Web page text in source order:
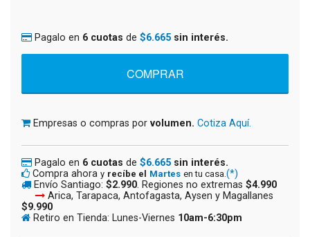
Pagalo en 6 cuotas de $6.665 sin interés.
Empresas o compras por volumen. Cotiza Aquí.
Pagalo en 6 cuotas de $6.665 sin interés.
Compra ahora y recíbe el Martes en tu casa. (*)
Envío Santiago: $2.990. Regiones no extremas $4.990
Arica, Tarapaca, Antofagasta, Aysen y Magallanes
$9.990
Retiro en Tienda: Lunes-Viernes 10am-6:30pm